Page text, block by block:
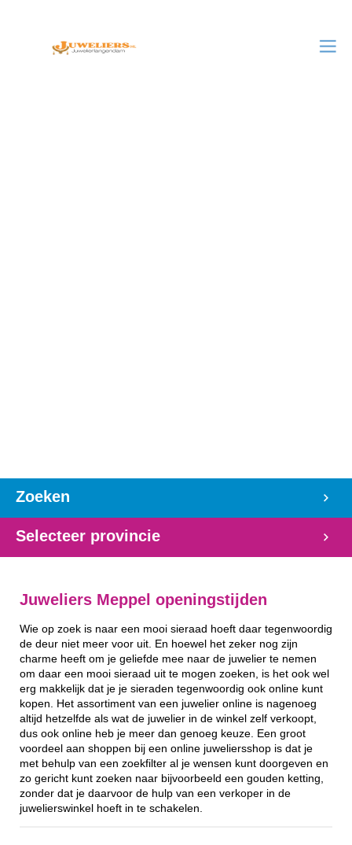
Zoeken
Selecteer provincie
Juweliers Meppel openingstijden
Wie op zoek is naar een mooi sieraad hoeft daar tegenwoordig
de deur niet meer voor uit. En hoewel het zeker nog zijn
charme heeft om je geliefde mee naar de juwelier te nemen
om daar een mooi sieraad uit te mogen zoeken, is het ook wel
erg makkelijk dat je je sieraden tegenwoordig ook online kunt
kopen. Het assortiment van een juwelier online is nagenoeg
altijd hetzelfde als wat de juwelier in de winkel zelf verkoopt,
dus ook online heb je meer dan genoeg keuze. Een groot
voordeel aan shoppen bij een online juweliersshop is dat je
met behulp van een zoekfilter al je wensen kunt doorgeven en
zo gericht kunt zoeken naar bijvoorbeeld een gouden ketting,
zonder dat je daarvoor de hulp van een verkoper in de
juwelierswinkel hoeft in te schakelen.